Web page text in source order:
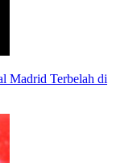
Madrid Terbelah di